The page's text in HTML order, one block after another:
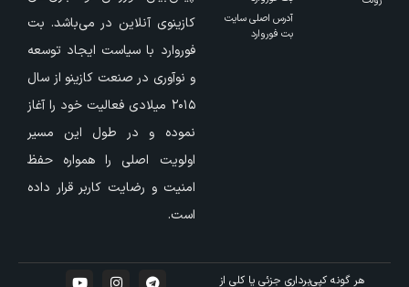
آدرس اصلی سایت
بت فوروارد
کازینوی آنلاین در می‌باشد. بت
فوروارد با سیاست ایجاد توسعه
و نوآوری در صنعت کازینو از سال
۲۰۱۵ میلادی فعالیت خود را آغاز
نموده و در طول این مسیر
اولویت اصلی را همواره حفظ
امنیت و رضایت کاربر قرار داده
است.
هر گونه کپی‌برداری جزئی یا کلی از